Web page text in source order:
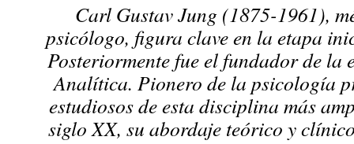
Carl Gustav Jung (1875-1961),
psicólogo, figura clave en la etapa
Posteriormente fue el fundador de la
Analítica. Pionero de la psicología
estudiosos de esta disciplina más
siglo XX, su abordaje teórico y